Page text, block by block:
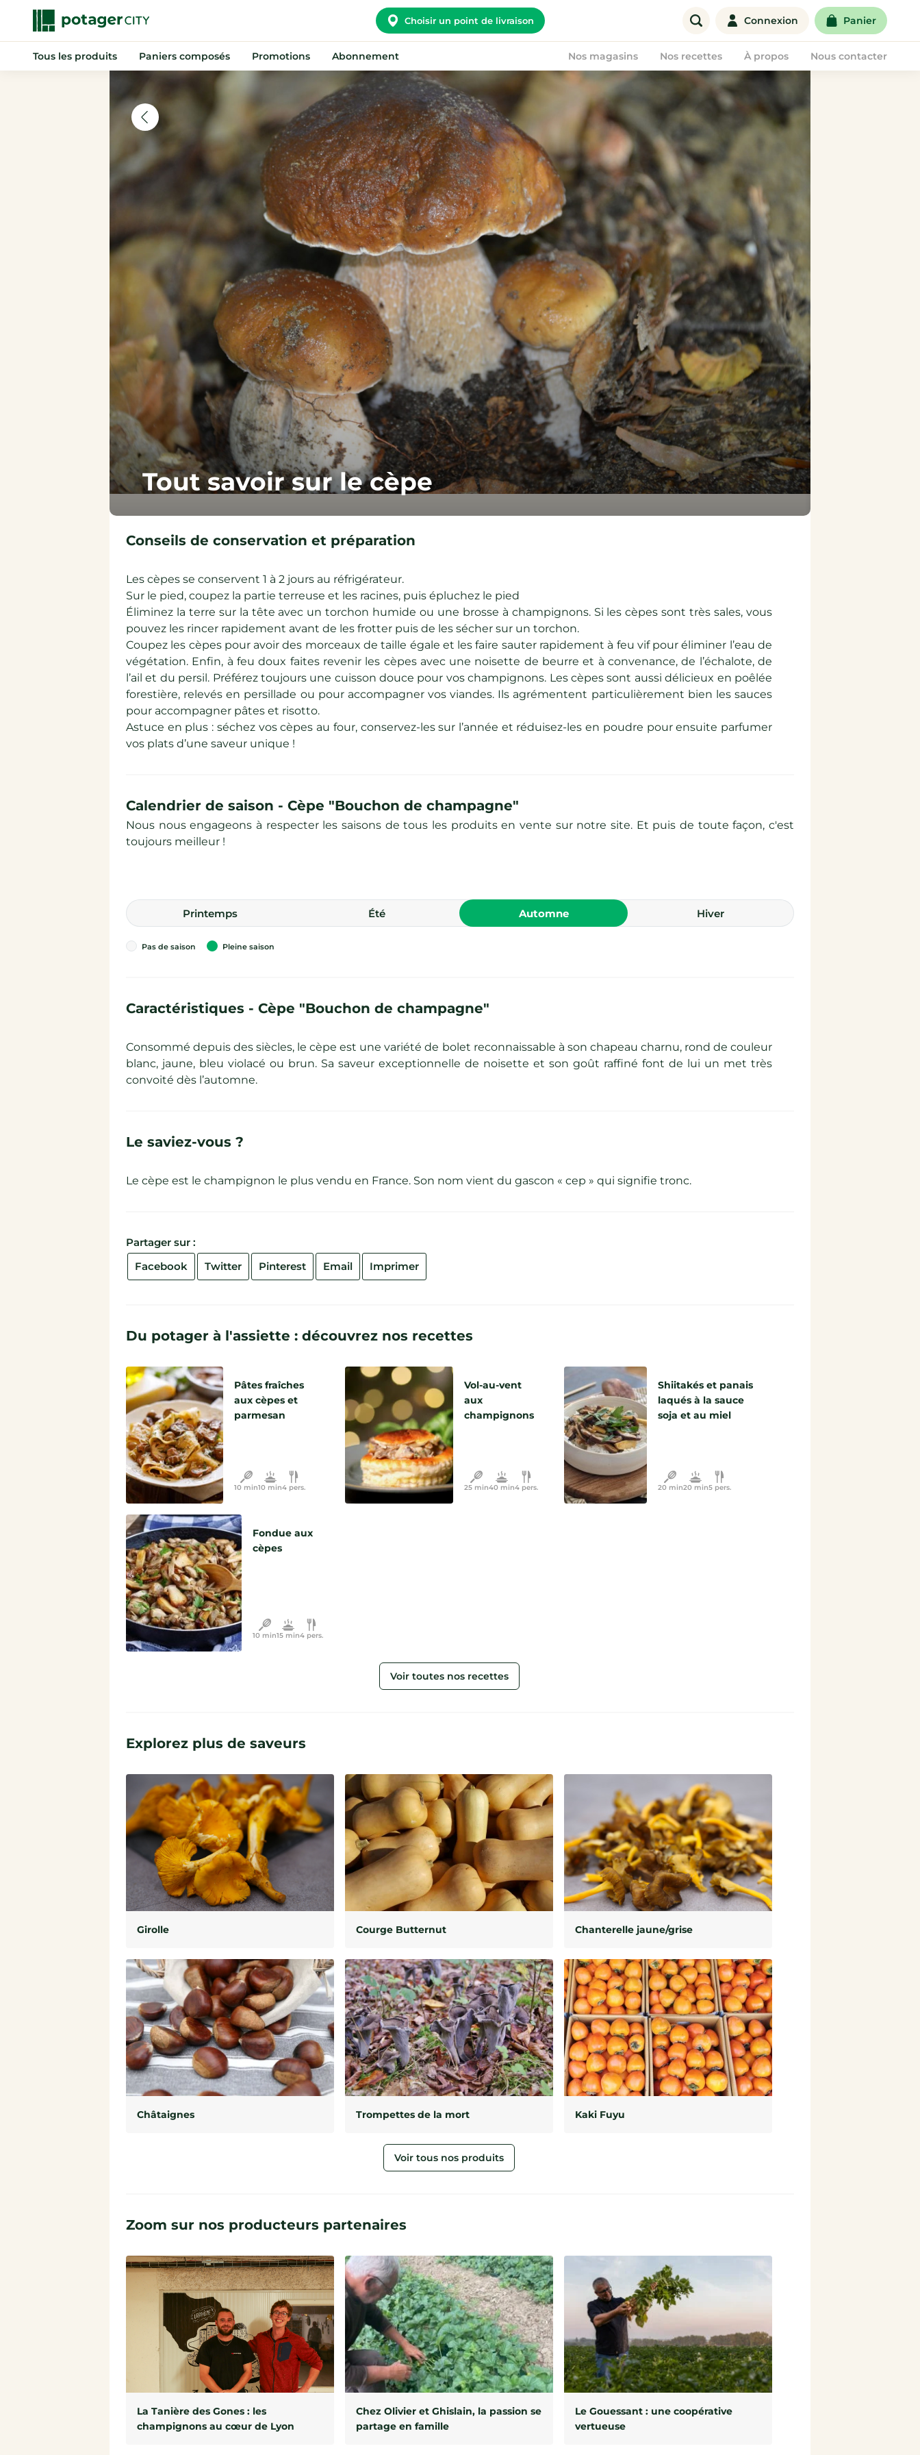
Choisir un point de livraison Connexion Panier
Tous les produits
Nouveautés
Paniers composés
Épicerie sucrée
Paniers composés Promotions Abonnement Nos magasins Nos recettes À propos
Potager City
Nos convictions
Notre histoire
Nos points relais
FAQ
Nous rejoindre
Devenir point relais
On recrute !
Offre entreprise
Corbeilles de fruits
Paniers de fruits & légumes
Nous contacter
Tout savoir sur le cèpe
Conseils de conservation et préparation
Les cèpes se conservent 1 à 2 jours au réfrigérateur.
Sur le pied, coupez la partie terreuse et les racines, puis épluchez le pied
Éliminez la terre sur la tête avec un torchon humide ou une brosse à champignons. Si les cèpes sont très sales, vous
pouvez les rincer rapidement avant de les frotter puis de les sécher sur un torchon.
Coupez les cèpes pour avoir des morceaux de taille égale et les faire sauter rapidement à feu vif pour éliminer l’eau de
végétation. Enfin, à feu doux faites revenir les cèpes avec une noisette de beurre et à convenance, de l’échalote, de
l’ail et du persil. Préférez toujours une cuisson douce pour vos champignons. Les cèpes sont aussi délicieux en poêlée
forestière, relevés en persillade ou pour accompagner vos viandes. Ils agrémentent particulièrement bien les sauces
pour accompagner pâtes et risotto.
Astuce en plus : séchez vos cèpes au four, conservez-les sur l’année et réduisez-les en poudre pour ensuite parfumer
vos plats d’une saveur unique !
Calendrier de saison - Cèpe "Bouchon de champagne"
Nous nous engageons à respecter les saisons de tous les produits en vente sur notre site. Et puis de toute façon, c'est
toujours meilleur !
printemps été automne hiver
Pas de saison Pleine saison
Caractéristiques - Cèpe "Bouchon de champagne"
Consommé depuis des siècles, le cèpe est une variété de bolet reconnaissable à son chapeau charnu, rond de couleur
blanc, jaune, bleu violacé ou brun. Sa saveur exceptionnelle de noisette et son goût raffiné font de lui un met très
convoité dès l’automne.
Le saviez-vous ?
Le cèpe est le champignon le plus vendu en France. Son nom vient du gascon « cep » qui signifie tronc.
Partager sur :
Facebook
Twitter Pinterest Email Imprimer
Du potager à l'assiette : découvrez nos recettes
Pâtes fraîches
aux cèpes et
parmesan
10 min10 min4 pers.
Vol-au-vent
aux
champignons
25 min40 min4 pers.
Shiitakés et panais
laqués à la sauce
soja et au miel
20 min20 min5 pers.
Fondue aux
cèpes
10 min15 min4 pers.
Voir toutes nos recettes
Explorez plus de saveurs
Girolle Courge Butternut Chanterelle jaune/grise
Châtaignes Trompettes de la mort Kaki Fuyu
Voir tous nos produits
Zoom sur nos producteurs partenaires
La Tanière des Gones : les
champignons au cœur de Lyon
Chez Olivier et Ghislain, la passion se
partage en famille
Le Gouessant : une coopérative
vertueuse